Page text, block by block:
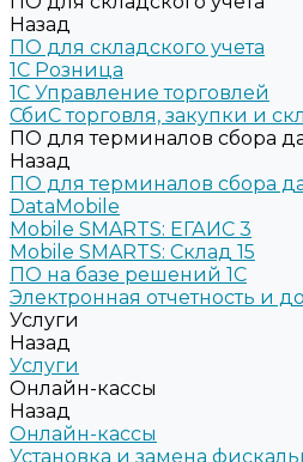
Назад
ПО для складского учета
1C Розница
1С Управление торговлей
СбиС торговля, закупки и
ПО для терминалов сбора
Назад
ПО для терминалов сбора
DataMobile
Mobile SMARTS: ЕГАИС 3
Mobile SMARTS: Склад 15
ПО на базе решений 1С
Электронная отчетность и
Услуги
Назад
Услуги
Онлайн-кассы
Назад
Онлайн-кассы
Установка и замена